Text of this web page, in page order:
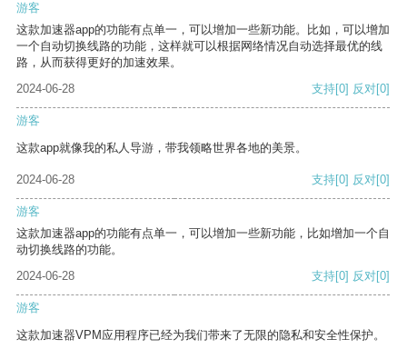
游客
这款加速器app的功能有点单一，可以增加一些新功能。比如，可以增加
一个自动切换线路的功能，这样就可以根据网络情况自动选择最优的线
路，从而获得更好的加速效果。
2024-06-28
支持[0] 反对[0]
游客
这款app就像我的私人导游，带我领略世界各地的美景。
2024-06-28 支持[0] 反对[0]
游客
这款加速器app的功能有点单一，可以增加一些新功能，比如增加一个自
动切换线路的功能。
2024-06-28
支持[0] 反对[0]
游客
这款加速器VPM应用程序已经为我们带来了无限的隐私和安全性保护。